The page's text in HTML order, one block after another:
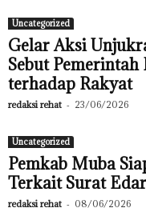
Uncategorized
Gelar Aksi
Sebut
terhadap Rakyat
redaksi rehat - 23/06/2026
Uncategorized
Pemkab Muba
Terkait Surat
redaksi rehat - 08/06/2026